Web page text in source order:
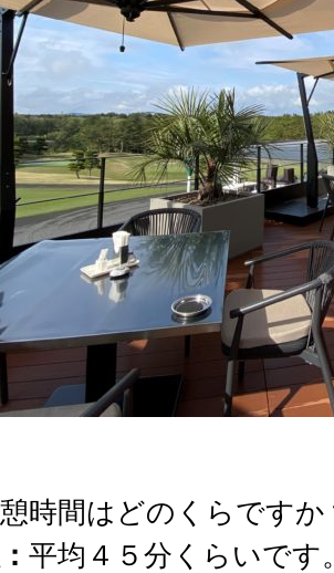
時間はどのくらですか
平均４５分くらいです